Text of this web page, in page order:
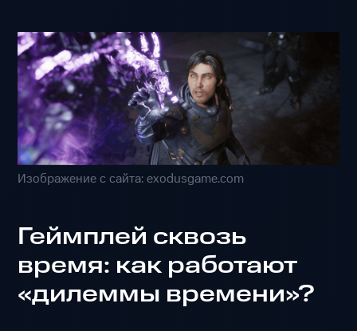
Изображение с сайта: exodusgame.com
Геймплей сквозь
время: как работают
«дилеммы времени»?